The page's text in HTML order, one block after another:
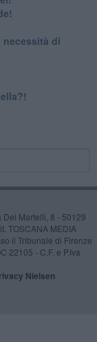
necessità di
Martelli, 8 - 50129
TOSCANA MEDIA
il Tribunale di Firenze
22105 - C.F. e P.Iva
Nielsen